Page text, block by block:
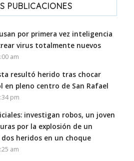
PUBLICACIONES
por primera vez inteligencia
virus totalmente nuevos
am
resultó herido tras chocar
en pleno centro de San Rafael
pm
investigan robos, un joven
por la explosión de un
heridos en un choque
am